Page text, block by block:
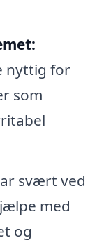
nyttig for
som
svært ved
med
og